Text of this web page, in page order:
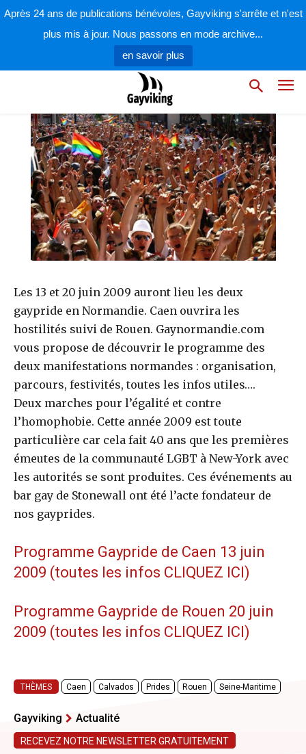
Après 24 ans de publications bénévoles, Gayviking s'arrête et n'est
plus mis à jour. Nous passons en mode archive...
en savoir plus
parla rédaction 6 juin 2009
Les 13 et 20 juin 2009 auront lieu les deux
gaypride en Normandie. Caen ouvrira les
hostilités suivi de Rouen. Gaynormandie.com
vous propose de découvrir le programme des
deux manifestations normandes : organisation,
parcours, festivités, toutes les infos utiles….
Deux marches pour l’égalité et contre
l’homophobie. Cette année 2009 est toute
particulière car cela fait 40 ans que les premières
émeutes de la communauté LGBT à New-York avec
les autorités se sont produites. Ces événements au
bar gay de Stonewall ont été l’acte fondateur de
nos gayprides.
Programme Gaypride de Caen 13 juin
2009 (toutes les infos CLIQUEZ ICI)
Programme Gaypride de Rouen 20 juin
2009 (toutes les infos CLIQUEZ ICI)
THÈMES Caen Calvados Prides Rouen Seine-Maritime
Gayviking Actualité
RECEVEZ NOTRE NEWSLETTER GRATUITEMENT